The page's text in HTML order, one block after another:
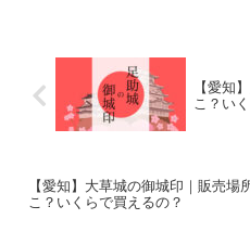
【愛知
こ？い
【愛知】大草城の御城印｜販売場
こ？いくらで買えるの？